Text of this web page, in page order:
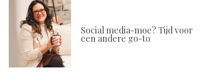
Social media-moe? Tijd voor
een andere go-to